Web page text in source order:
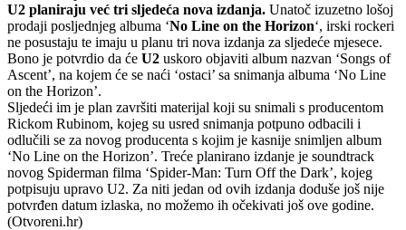
U2 planiraju već tri sljedeća nova izdanja. Unatoč izuzetno lošoj
prodaji posljednjeg albuma ‘No Line on the Horizon‘, irski rockeri
ne posustaju te imaju u planu tri nova izdanja za sljedeće mjesece.
Bono je potvrdio da će U2 uskoro objaviti album nazvan ‘Songs of
Ascent’, na kojem će se naći ‘ostaci’ sa snimanja albuma ‘No Line
on the Horizon’.
Sljedeći im je plan završiti materijal koji su snimali s producentom
Rickom Rubinom, kojeg su usred snimanja potpuno odbacili i
odlučili se za novog producenta s kojim je kasnije snimljen album
‘No Line on the Horizon’. Treće planirano izdanje je soundtrack
novog Spiderman filma ‘Spider-Man: Turn Off the Dark’, kojeg
potpisuju upravo U2. Za niti jedan od ovih izdanja doduše još nije
potvrđen datum izlaska, no možemo ih očekivati još ove godine.
(Otvoreni.hr)